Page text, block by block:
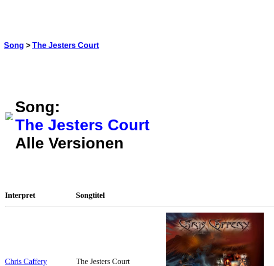
Song > The Jesters Court
Song:
The Jesters Court
Alle Versionen
Interpret Songtitel
Chris Caffery The Jesters Court